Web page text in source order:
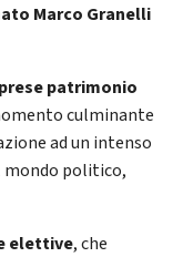
Marco Granelli
patrimonio
culminante
ad un intenso
politico,
elettive, che